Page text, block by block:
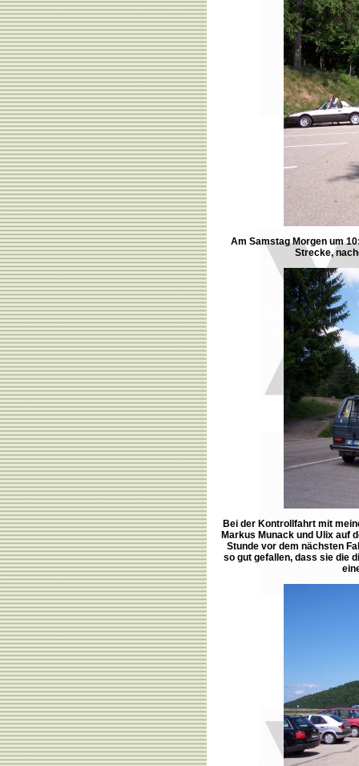
Am Samstag Morgen um
Strecke,
Bei der Kontrollfahrt mit
Markus Munack und Ulix auf
Stunde vor dem nächsten
so gut gefallen, dass sie die